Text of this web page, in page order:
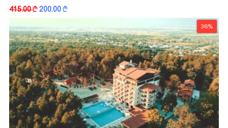
415.00k200.00k
36%